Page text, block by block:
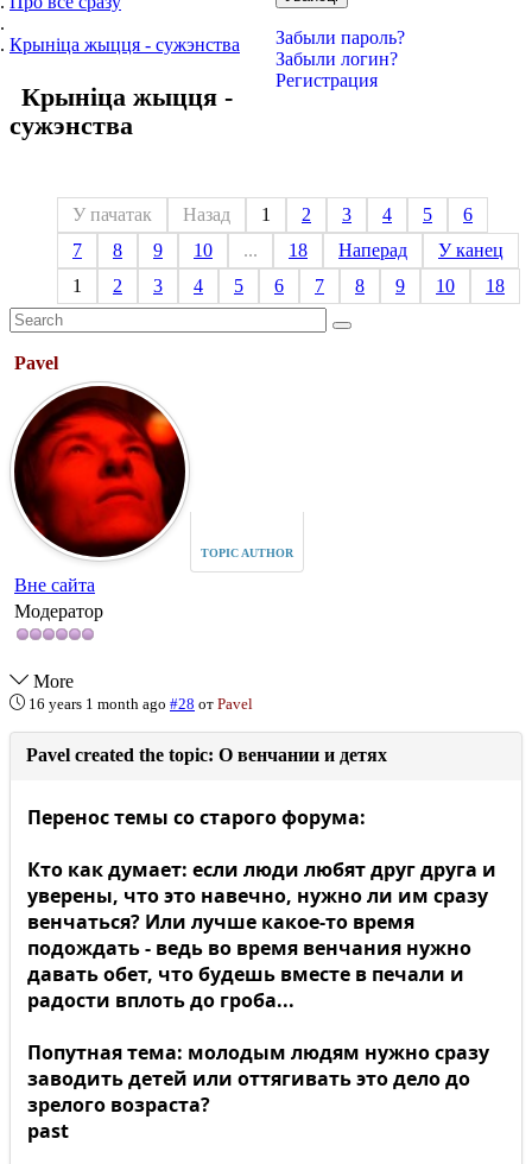
Забыли пароль?
Забыли логин?
Регистрация
Крыніца жыцця - сужэнства
Крыніца жыцця -
сужэнства
У пачатак Назад 1 2 3 4 5
6
7
8 9 10 ... 18 Наперад
У канец
1
2 3 4 5 6 7 8 9 10 18
Pavel
TOPIC AUTHOR
Вне сайта
Модератор
More
16 years 1 month ago #28 от Pavel
Pavel created the topic: О венчании и детях
Перенос темы со старого форума:
Кто как думает: если люди любят друг друга и
уверены, что это навечно, нужно ли им сразу
венчаться? Или лучше какое-то время
подождать - ведь во время венчания нужно
давать обет, что будешь вместе в печали и
радости вплоть до гроба...
Попутная тема: молодым людям нужно сразу
заводить детей или оттягивать это дело до
зрелого возраста?
past